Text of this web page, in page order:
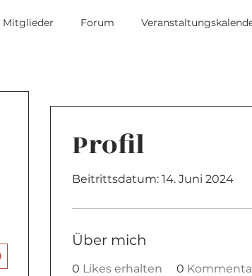
Mitglieder Forum
Profil
Beitrittsdatum: 14. Juni 2024
Über mich
0 Likes erhalten 0